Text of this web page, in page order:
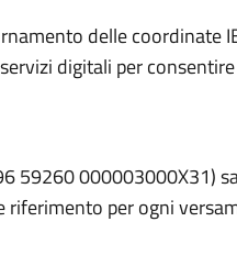
delle coordinate
digitali per
59260 000003000X31)
riferimento per ogni